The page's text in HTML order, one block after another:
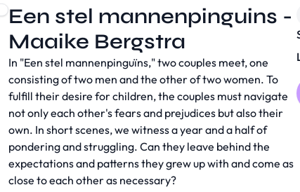
Een stel mannenpinguins -
Maaike Bergstra
In "Een stel mannenpinguïns," two couples meet, one
consisting of two men and the other of two women. To
fulfill their desire for children, the couples must navigate
not only each other's fears and prejudices but also their
own. In short scenes, we witness a year and a half of
pondering and struggling. Can they leave behind the
expectations and patterns they grew up with and come as
close to each other as necessary?